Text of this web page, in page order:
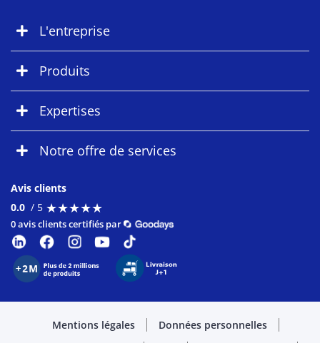
L'entreprise
Produits
Expertises
Notre offre de services
Avis clients
0.0 / 5 ★★★★★
★★★★★
0 avis clients certifiés par
Mentions légales
Données personnelles